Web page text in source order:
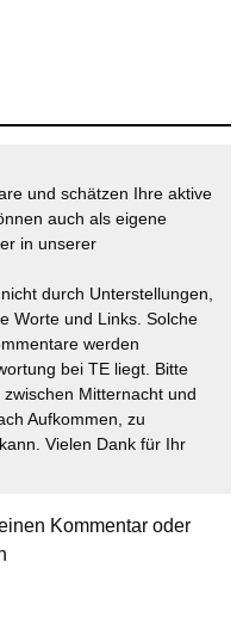
und schätzen Ihre aktive
auch als eigene
in unserer
durch Unterstellungen,
Worte und Links. Solche
werden
bei TE liegt. Bitte
Mitternacht und
Aufkommen, zu
Vielen Dank für Ihr
Kommentar oder